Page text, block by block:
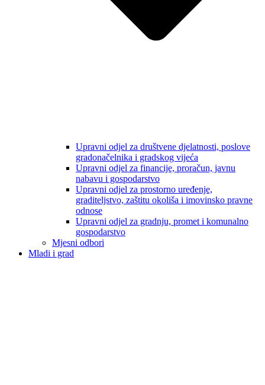
Upravni odjel za društvene djelatnosti, poslove
gradonačelnika i gradskog vijeća
Upravni odjel za financije, proračun, javnu
nabavu i gospodarstvo
Upravni odjel za prostorno uređenje,
graditeljstvo, zaštitu okoliša i imovinsko pravne
odnose
Upravni odjel za gradnju, promet i komunalno
gospodarstvo
Mjesni odbori
Mladi i grad